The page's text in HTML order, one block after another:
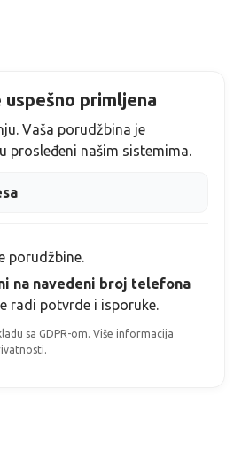
uspešno primljena
Vaša porudžbina je
prosleđeni našim sistemima.
porudžbine.
na navedeni broj telefona
radi potvrde i isporuke.
sa GDPR-om. Više informacija